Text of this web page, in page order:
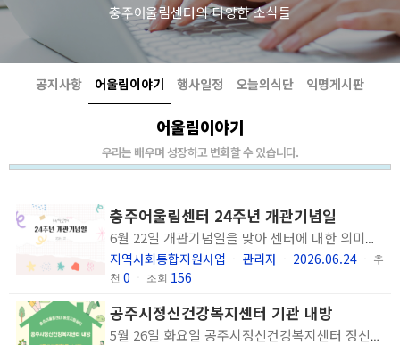
충주어울림센터의 다양한 소식들
공지사항 어울림이야기 행사일정 오늘의식단 익명게시판
어울림이야기
우리는 배우며 성장하고 변화할 수 있습니다.
충주어울림센터 24주년 개관기념일
6월 22일 개관기념일을 맞아 센터에 대한 의미를 생각해보는 시간을 가졌습니다. 센터에게 생일 카드 작성하기, '어울림' 삼행시 짓기, 센터 로고 만들기 활동을 통해 자신에게 센터가 어떤 의미인지 표현하고 함께 이야기를 나눴습니다. 다소 투박하기도 하고 그림 솜씨가 뛰어나지는 않지만 센터의 중요성과 센터에 대한 마음을 느낄 수 있어 뜻 깊었습니다. 앞으로도 정신장애인이 지역사회에서 건강하게 더불어 살아가는데 도움이 되는 동반자가 되고자 노력하겠습니다.
지역사회통합지원사업 관리자 2026.06.24
추
천 0 조회 156
공주시정신건강복지센터 기관 내방
5월 26일 화요일 공주시정신건강복지센터 정신건강팀의 종사자와 동료지원인이 저희 기관에서 수행하고 있는 동료지원활동을 견학하고자 방문하였습니다. 동료지원인 4명이 주도하여 기관 및 쉼터, 동료지원활동 소개를 준비하고 수행하였습니다. 앞으로도 동료지원인의 성장과 역할 확대를 위해 적극적으로 지원하고자 합니다.